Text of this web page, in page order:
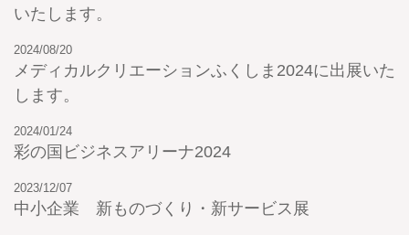
いたします。
2024/08/20
メディカルクリエーションふくしま2024に出展いた
します。
2024/01/24
彩の国ビジネスアリーナ2024
2023/12/07
中小企業 新ものづくり・新サービス展